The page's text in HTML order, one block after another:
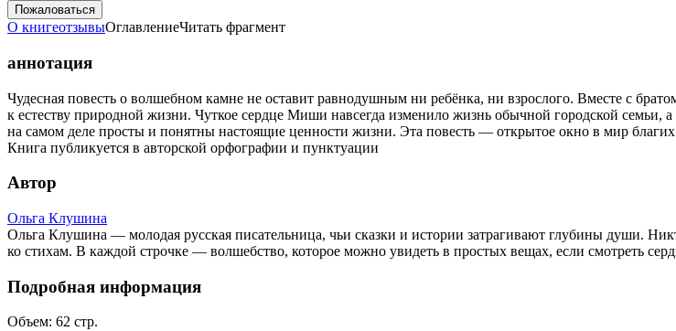
Пожаловаться
О книгеотзывыОглавлениеЧитать фрагмент
аннотация
Чудесная повесть о волшебном камне не оставит равнодушным ни ребёнка, ни взрослого. Вместе с
к естеству природной жизни. Чуткое сердце Миши навсегда изменило жизнь обычной городской
на самом деле просты и понятны настоящие ценности жизни. Эта повесть — открытое окно в мир
Книга публикуется в авторской орфографии и пунктуации
Автор
Ольга Клушина
Ольга Клушина — молодая русская писательница, чьи сказки и истории затрагивают глубины души.
ко стихам. В каждой строчке — волшебство, которое можно увидеть в простых вещах, если смотреть
Подробная информация
Объем: 62 стр.